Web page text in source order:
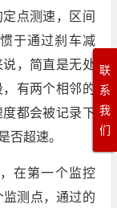
点测速，区间
于通过刹车减
，简直是无处
有两个相邻的
都会被记录下
否超速。
在第一个监控
监测点，通过的
联
系
我
们